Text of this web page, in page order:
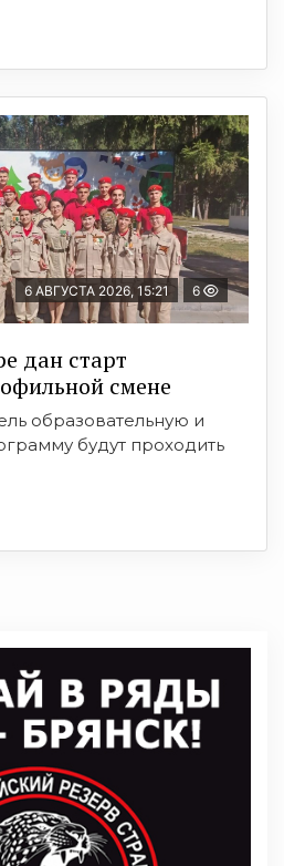
6 АВГУСТА 2026, 15:21 6
дан старт
смене
образовательную и
будут проходить